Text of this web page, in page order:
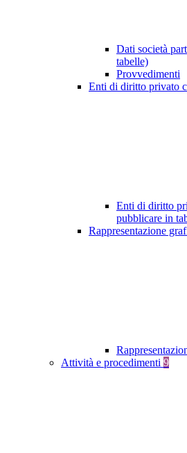
Dati società
tabelle)
Provvedimenti
Enti di diritto privato
Enti di diritto
pubblicare in
Rappresentazione
Attività e procedimenti 9